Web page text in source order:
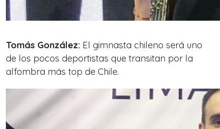
Tomás González: El gimnasta chileno será uno
de los pocos deportistas que transitan por la
alfombra más top de Chile.